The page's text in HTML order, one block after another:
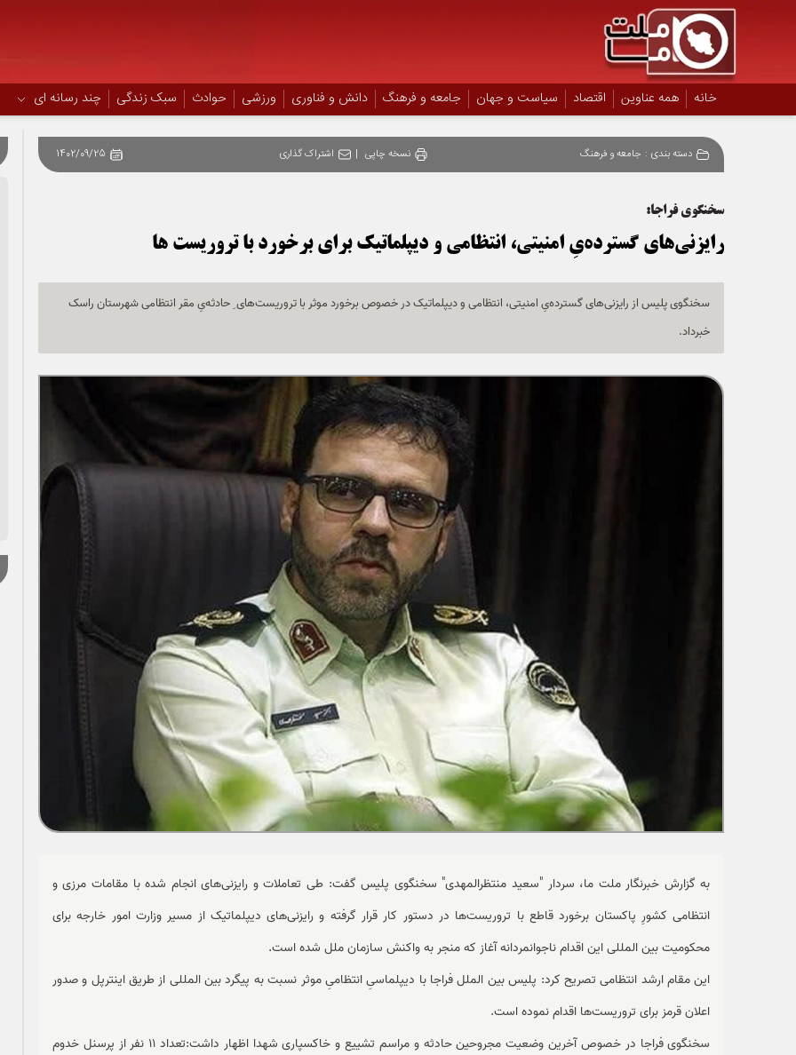
خانه همه عناوین اقتصاد سیاست و جهان جامعه و فرهنگ دانش و فناوری ورزشی حوادث سبک زندگی چند رسانه ای
دسته بندی : جامعه و فرهنگ نسخه چاپی | اشتراک گذاری 1402/09/25
سخنگوی فراجا:
رایزنی‌های گسترده‌یِ امنیتی، انتظامی و دیپلماتیک برای برخورد با تروریست ها
سخنگوی پلیس از رایزنی‌های گسترده‌یِ امنیتی، انتظامی و دیپلماتیک در خصوص برخورد موثر با تروریست‌های ِ حادثه‌یِ مقر انتظامی شهرستان راسک
خبرداد.
به گزارش خبرنگار ملت ما، سردار "سعید منتظرالمهدی" سخنگوی پلیس گفت: طی تعاملات و رایزنی‌های انجام شده با مقامات مرزی و
انتظامی کشورِ پاکستان برخورد قاطع با تروریست‌ها در دستور کار قرار گرفته و رایزنی‌های دیپلماتیک از مسیر وزارت امور خارجه برای
محکومیت بین المللی این اقدام ناجوانمردانه آغاز که منجر به واکنش سازمان ملل شده است.
این مقام ارشد انتظامی تصریح کرد: پلیس بین الملل فراجا با دیپلماسیِ انتظامیِ موثر نسبت به پیگرد بین المللی از طریق اینترپل و صدور
اعلان قرمز برای تروریست‌ها اقدام نموده است.
سخنگوی فراجا در خصوص آخرین وضعیت مجروحین حادثه و مراسم تشییع و خاکسپاری شهدا اظهار داشت:تعداد 11 نفر از پرسنل خدوم